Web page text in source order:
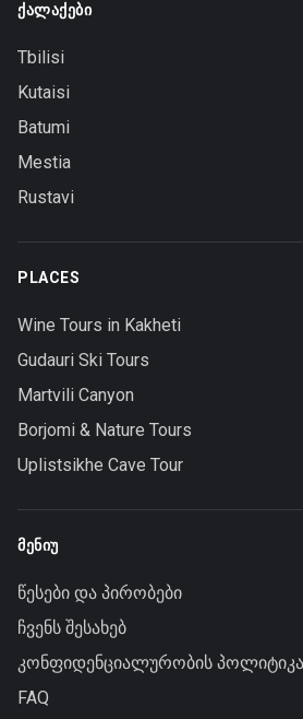
ᲥᲐᲚᲐᲥᲔᲑᲘ
Tbilisi
Kutaisi
Batumi
Mestia
Rustavi
PLACES
Wine Tours in Kakheti
Gudauri Ski Tours
Martvili Canyon
Borjomi & Nature Tours
Uplistsikhe Cave Tour
ᲛᲔᲜᲘᲣ
წესები და პირობები
ჩვენს შესახებ
კონფიდენციალურობის პოლიტიკა
FAQ